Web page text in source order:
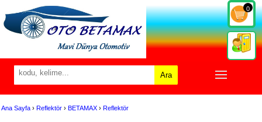
0
Ara
Ana Sayfa › Reflektör › BETAMAX › Reflektör